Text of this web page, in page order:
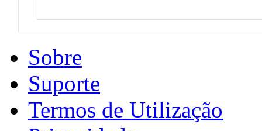
Sobre
Suporte
Termos de Utilização